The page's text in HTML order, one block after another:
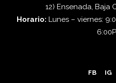
12) Ensenada, Baja
Horario: Lunes – viernes:
FB IG